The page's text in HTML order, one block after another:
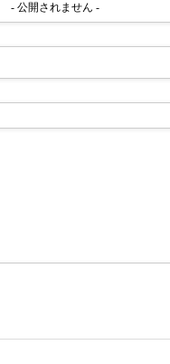
フジテレビ『めざましテ
- 公開されません -